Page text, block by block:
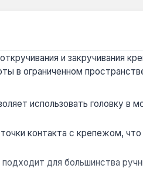
и закручивания
в ограниченном
использовать головку в
контакта с крепежом,
для большинства